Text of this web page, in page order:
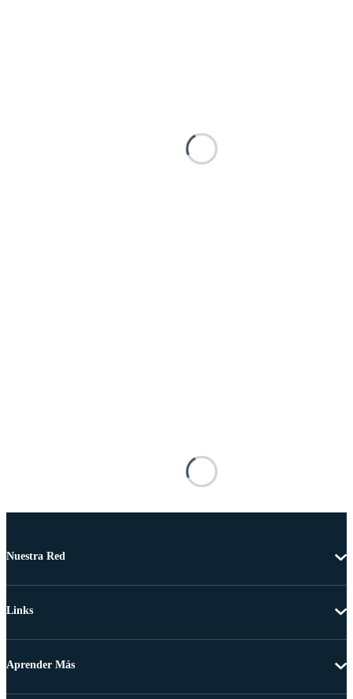
Nuestra Red
Links
Aprender Más